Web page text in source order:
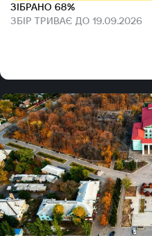
ЗІБРАНО 68%
ЗБІР ТРИВАЄ ДО 19.09.2026